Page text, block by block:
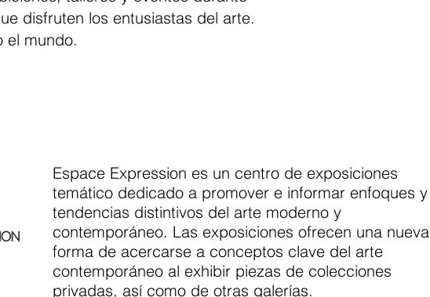
disfruten los entusiastas del arte.
el mundo.
Espace Expression es un centro de exposiciones
temático dedicado a promover e informar enfoques y
tendencias distintivos del arte moderno y
contemporáneo. Las exposiciones ofrecen una nueva
forma de acercarse a conceptos clave del arte
contemporáneo al exhibir piezas de colecciones
privadas, así como de otras galerías.